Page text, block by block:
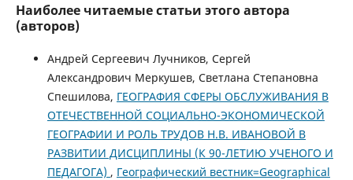
Наиболее читаемые статьи этого автора
(авторов)
Андрей Сергеевич Лучников, Сергей
Александрович Меркушев, Светлана Степановна
Спешилова, ГЕОГРАФИЯ СФЕРЫ ОБСЛУЖИВАНИЯ В
ОТЕЧЕСТВЕННОЙ СОЦИАЛЬНО-ЭКОНОМИЧЕСКОЙ
ГЕОГРАФИИ И РОЛЬ ТРУДОВ Н.В. ИВАНОВОЙ В
РАЗВИТИИ ДИСЦИПЛИНЫ (К 90-ЛЕТИЮ УЧЕНОГО И
ПЕДАГОГА) , Географический вестник=Geographical